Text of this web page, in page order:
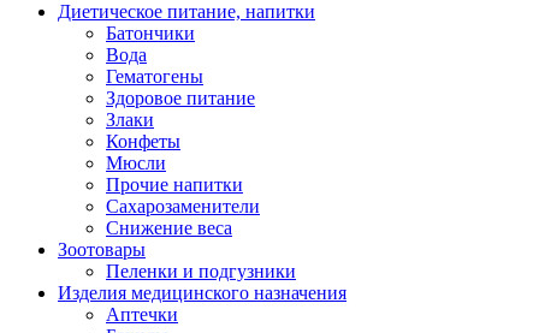
Диетическое питание, напитки
Батончики
Вода
Гематогены
Здоровое питание
Злаки
Конфеты
Мюсли
Прочие напитки
Сахарозаменители
Снижение веса
Зоотовары
Пеленки и подгузники
Изделия медицинского назначения
Аптечки